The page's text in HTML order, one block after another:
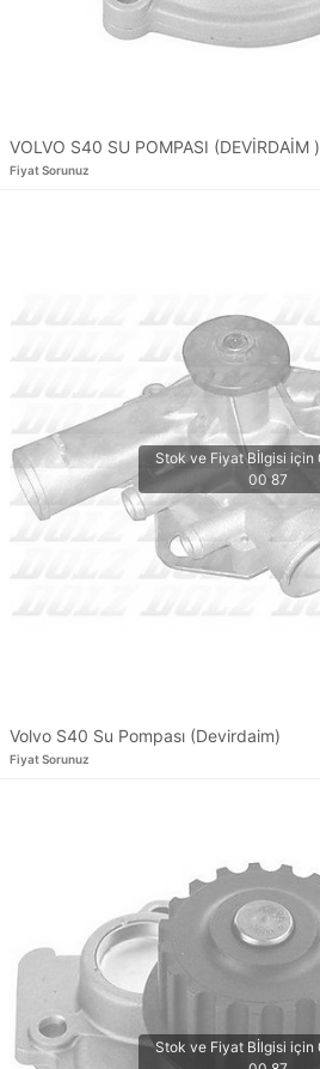
VOLVO S40 SU POMPASI (DEVİRDAİM )
Fiyat Sorunuz
Volvo S40 Su Pompası (Devirdaim)
Fiyat Sorunuz